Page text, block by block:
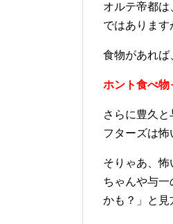
オルテ帝都
ではあります
食物があれば
ホント食べ物
さらに豊久
フターズは怖
そりゃあ、
ちゃんや与
かも？」と見